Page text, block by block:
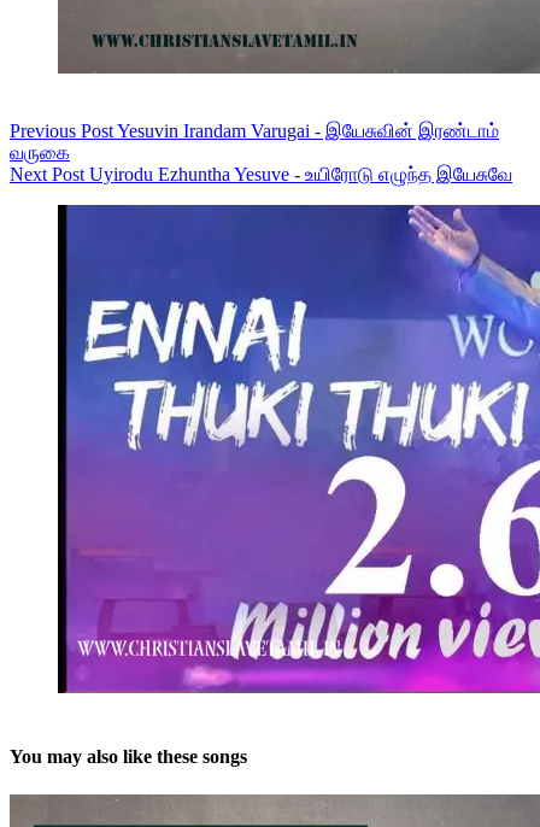
Previous PostYesuvin Irandam Varugai - இயேசுவின் இரண்டாம்
வருகை
Next Post Uyirodu Ezhuntha Yesuve - உயிரோடு எழுந்த இயேசுவே
You may also like these songs